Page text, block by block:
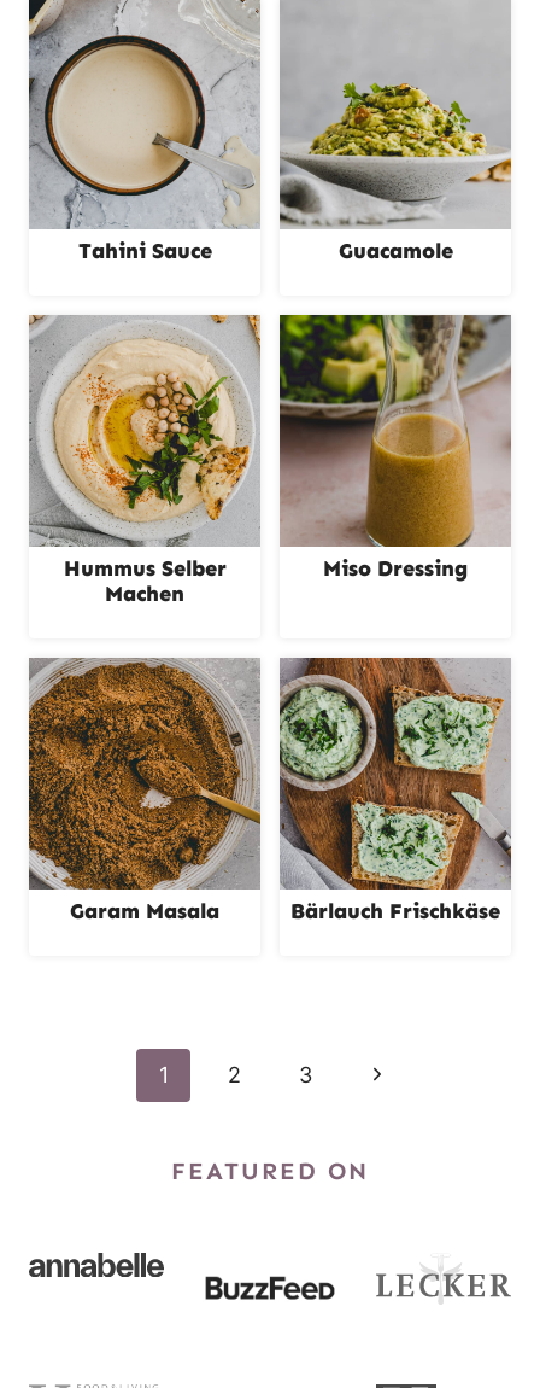
Tahini Sauce Guacamole
Hummus Selber
Machen
Miso Dressing
Garam Masala Bärlauch Frischkäse
1 2 3
N
c
FEATURED ON